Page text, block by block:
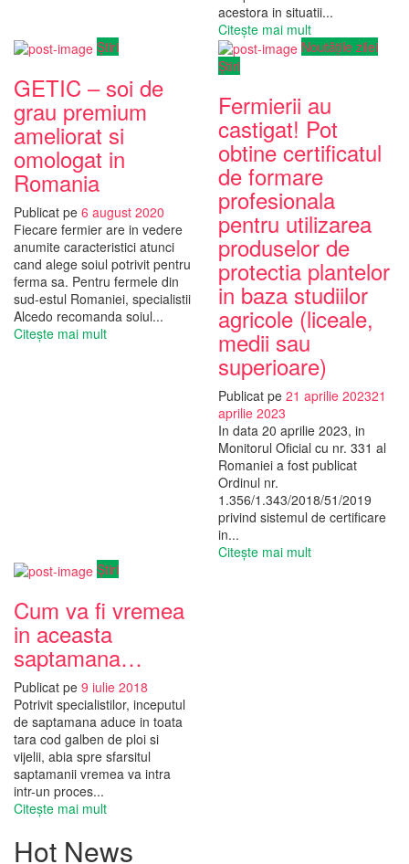
acestora in situatii...
Citește mai mult
Știri
GETIC – soi de
grau premium
ameliorat si
omologat in
Romania
Publicat pe 6 august 2020
Fiecare fermier are in vedere
anumite caracteristici atunci
cand alege soiul potrivit pentru
ferma sa. Pentru fermele din
sud-estul Romaniei, specialistii
Alcedo recomanda soiul...
Citește mai mult
Noutățile zilei
Știri
Fermierii au
castigat! Pot
obtine certificatul
de formare
profesionala
pentru utilizarea
produselor de
protectia plantelor
in baza studiilor
agricole (liceale,
medii sau
superioare)
Publicat pe 21 aprilie 202321
aprilie 2023
In data 20 aprilie 2023, in
Monitorul Oficial cu nr. 331 al
Romaniei a fost publicat
Ordinul nr.
1.356/1.343/2018/51/2019
privind sistemul de certificare
in...
Citește mai mult
Știri
Cum va fi vremea
in aceasta
saptamana…
Publicat pe 9 iulie 2018
Potrivit specialistilor, inceputul
de saptamana aduce in toata
tara cod galben de ploi si
vijelii, abia spre sfarsitul
saptamanii vremea va intra
intr-un proces...
Citește mai mult
Hot News